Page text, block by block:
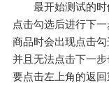
最开始测试的
点击勾选后进行下
商品时会出现点击
并且无法点击下一
要点击左上角的返